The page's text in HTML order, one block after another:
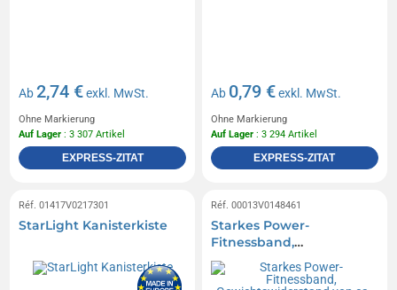
Ab2,74 €exkl. MwSt.
Ohne Markierung
Auf Lager : 3 307 Artikel
EXPRESS-ZITAT
Ab 0,79 €exkl. MwSt.
Ohne Markierung
Auf Lager : 3 294 Artikel
EXPRESS-ZITAT
Réf. 01417V0217301
StarLight Kanisterkiste
Réf. 00013V0148461
Starkes Power-
Fitnessband,
Gewichtswiderstand von
ca. 15,9 bis 38,6 kg